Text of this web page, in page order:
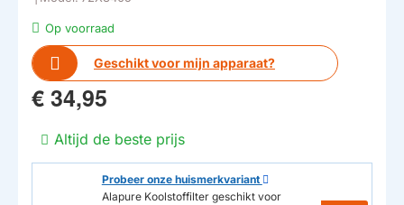
Op voorraad
Geschikt voor mijn apparaat?
€ 34,95
Altijd de beste prijs
Probeer onze huismerkvariant
Alapure Koolstoffilter geschikt voor